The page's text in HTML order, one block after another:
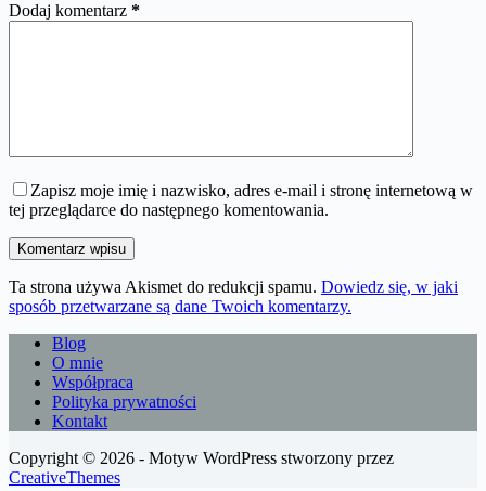
Dodaj komentarz *
Zapisz moje imię i nazwisko, adres e-mail i stronę internetową w
tej przeglądarce do następnego komentowania.
Komentarz wpisu
Ta strona używa Akismet do redukcji spamu. Dowiedz się, w jaki
sposób przetwarzane są dane Twoich komentarzy.
Blog
O mnie
Współpraca
Polityka prywatności
Kontakt
Copyright © 2026 - Motyw WordPress stworzony przez
CreativeThemes